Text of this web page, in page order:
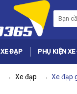
XE ĐẠP PHỤ KIỆN
Xe đạp Xe đạp